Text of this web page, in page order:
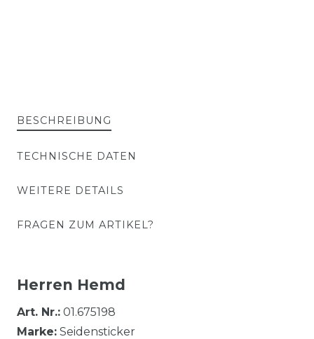
BESCHREIBUNG
TECHNISCHE DATEN
WEITERE DETAILS
FRAGEN ZUM ARTIKEL?
Herren Hemd
Art. Nr.: 01.675198
Marke: Seidensticker